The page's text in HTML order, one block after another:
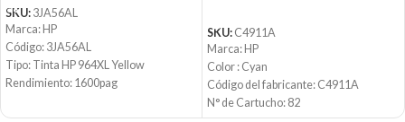
SKU: 3JA56AL
Marca: HP
Código: 3JA56AL
Tipo: Tinta HP 964XL Yellow
Rendimiento: 1600pag
Producto: Original
SKU: C4911A
Marca: HP
Color : Cyan
Código del fabricante: C4911A
N° de Cartucho: 82